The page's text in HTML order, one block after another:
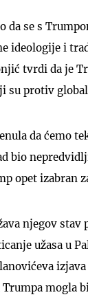
da se s
ideologije i
tvrdi da je
su protiv
da ćemo
bio
opet izabran
njegov stav
užasa u
Trumpa mogla